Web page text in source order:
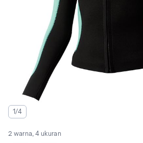
1/4
Lihat semua variant:
2 warna, 4 ukuran